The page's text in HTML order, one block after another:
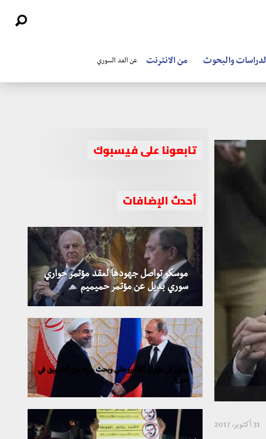
والبحوث من الانترنت عن الغد السوري
31 أكتوبر، 2017
تابعونا على فيسبوك
أحدث الإضافات
موسكو تواصل جهودها لعقد مؤتمر حواري
سوري بديل عن مؤتمر حميميم
بوتين في طهران للقاء روحاني وبحث مزيد من التنسيق في
سوريا